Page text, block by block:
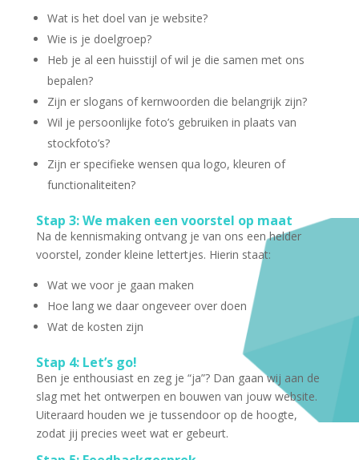
Wat is het doel van je website?
Wie is je doelgroep?
Heb je al een huisstijl of wil je die samen met ons
bepalen?
Zijn er slogans of kernwoorden die belangrijk zijn?
Wil je persoonlijke foto’s gebruiken in plaats van
stockfoto’s?
Zijn er specifieke wensen qua logo, kleuren of
functionaliteiten?
Stap 3: We maken een voorstel op maat
Na de kennismaking ontvang je van ons een helder
voorstel, zonder kleine lettertjes. Hierin staat:
Wat we voor je gaan maken
Hoe lang we daar ongeveer over doen
Wat de kosten zijn
Stap 4: Let’s go!
Ben je enthousiast en zeg je “ja”? Dan gaan wij aan de
slag met het ontwerpen en bouwen van jouw website.
Uiteraard houden we je tussendoor op de hoogte,
zodat jij precies weet wat er gebeurt.